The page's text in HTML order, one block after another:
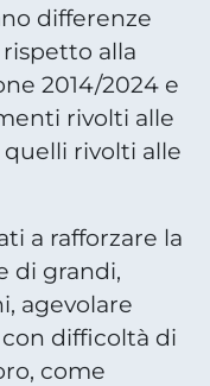
differenze
alla
2014/2024 e
rivolti alle
rivolti alle
a rafforzare la
di grandi,
agevolare
difficoltà di
come